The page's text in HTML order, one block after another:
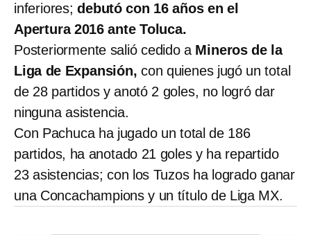
inferiores;debutó con 16 años en el
Apertura 2016 ante Toluca.
Posteriormente salió cedido a Mineros de la
Liga de Expansión, con quienes jugó un total
de 28 partidos y anotó 2 goles, no logró dar
ninguna asistencia.
Con Pachuca ha jugado un total de 186
partidos, ha anotado 21 goles y ha repartido
23 asistencias; con los Tuzos ha logrado ganar
una Concachampions y un título de Liga MX.